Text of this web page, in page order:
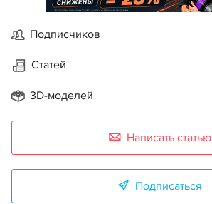
Подписчиков
Статей
3D-моделей
Написать статью
Подписаться